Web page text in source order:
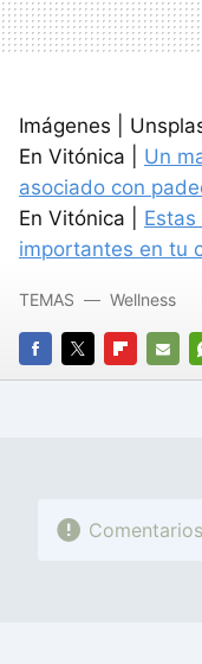
Imágenes |
En Vitónica | Un
asociado con
En Vitónica |
importantes en tu
FACEBOOK
TWITTERFLIPBOARD
E-
TEMAS Wellness